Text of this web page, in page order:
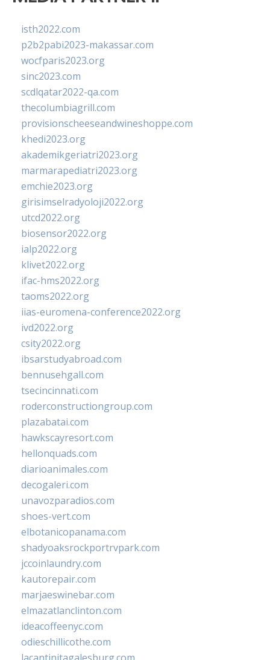
isth2022.com
p2b2pabi2023-makassar.com
wocfparis2023.org
sinc2023.com
scdlqatar2022-qa.com
thecolumbiagrill.com
provisionscheeseandwineshoppe.com
khedi2023.org
akademikgeriatri2023.org
marmarapediatri2023.org
emchie2023.org
girisimselradyoloji2022.org
utcd2022.org
biosensor2022.org
ialp2022.org
klivet2022.org
ifac-hms2022.org
taoms2022.org
iias-euromena-conference2022.org
ivd2022.org
csity2022.org
ibsarstudyabroad.com
bennusehgall.com
tsecincinnati.com
roderconstructiongroup.com
plazabatai.com
hawkscayresort.com
hellonquads.com
diarioanimales.com
decogaleri.com
unavozparadios.com
shoes-vert.com
elbotanicopanama.com
shadyoaksrockportrvpark.com
jccoinlaundry.com
kautorepair.com
marjaeswinebar.com
elmazatlanclinton.com
ideacoffeenyc.com
odieschillicothe.com